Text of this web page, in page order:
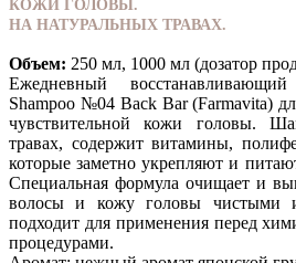
КОЖИ ГОЛОВЫ.
НА НАТУРАЛЬНЫХ ТРАВАХ.
Объем: 250 мл, 1000 мл (дозатор
Ежедневный
Shampoo №04 Back Bar (Farmavita)
чувствительной кожи головы.
травах, содержит витамины,
которые заметно укрепляют и
Специальная формула очищает и
волосы и кожу головы чистыми
подходит для применения перед
процедурами.